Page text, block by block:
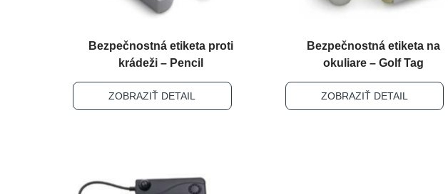
Bezpečnostná etiketa proti
krádeži – Pencil
ZOBRAZIŤ DETAIL
Bezpečnostná etiketa na
okuliare – Golf Tag
ZOBRAZIŤ DETAIL